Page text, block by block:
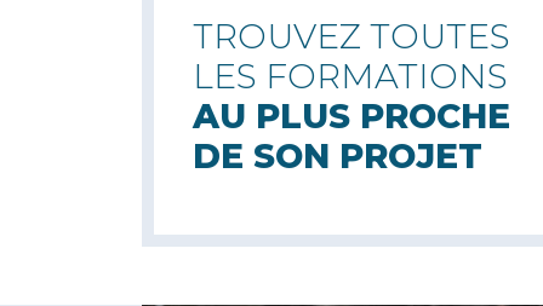
TROUVEZ TOUTES
LES FORMATIONS
AU PLUS PROCHE
DE SON PROJET